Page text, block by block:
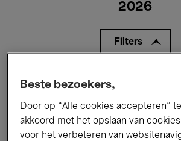
2026
Filters
Alle evenementen
Tentoonstellingen Films
Performances Lezingen &
Beste bezoekers,
Door op “Alle cookies accepteren”
akkoord met het opslaan van
voor het verbeteren van